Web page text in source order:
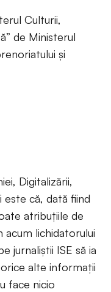
Culturii,
de Ministerul
și
Digitalizării,
este că, dată fiind
atribuțiile de
acum lichidatorului
jurnaliștii ISE să ia
alte informații
face nicio